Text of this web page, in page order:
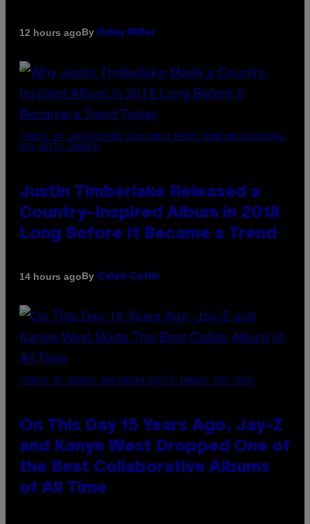
12 hours agoBy Haley Miller
(PHOTO BY CHRISTOPHER POLK/NBCU PHOTO BANK/NBCUNIVERSAL
VIA GETTY IMAGES)
Justin Timberlake Released a
Country-Inspired Album in 2018
Long Before It Became a Trend
14 hours agoBy Caleb Catlin
(PHOTO BY DANIEL BOCZARSKI/GETTY IMAGES FOR VEVO)
On This Day 15 Years Ago, Jay-Z
and Kanye West Dropped One of
the Best Collaborative Albums
of All Time